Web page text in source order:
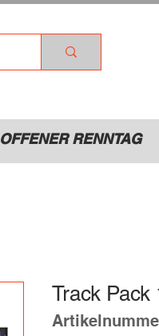
OFFENER RENNTAG
Track Pack